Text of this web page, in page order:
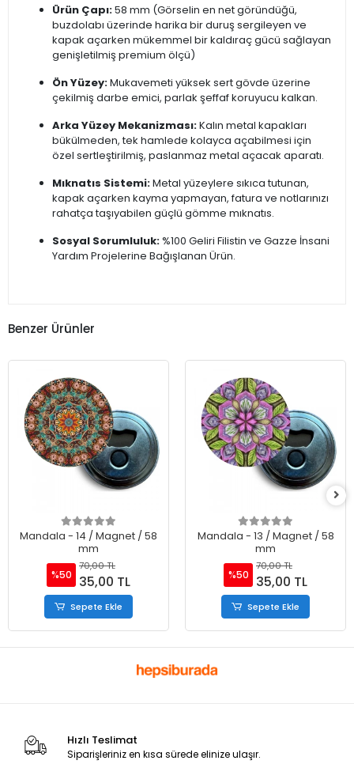
Ürün Çapı:58 mm (Görselin en net göründüğü,
buzdolabı üzerinde harika bir duruş sergileyen ve
kapak açarken mükemmel bir kaldıraç gücü sağlayan
genişletilmiş premium ölçü)
Ön Yüzey:Mukavemeti yüksek sert gövde üzerine
çekilmiş darbe emici, parlak şeffaf koruyucu kalkan.
Arka Yüzey Mekanizması:Kalın metal kapakları
bükülmeden, tek hamlede kolayca açabilmesi için
özel sertleştirilmiş, paslanmaz metal açacak aparatı.
Mıknatıs Sistemi:Metal yüzeylere sıkıca tutunan,
kapak açarken kayma yapmayan, fatura ve notlarınızı
rahatça taşıyabilen güçlü gömme mıknatıs.
Sosyal Sorumluluk: %100 Geliri Filistin ve Gazze İnsani
Yardım Projelerine Bağışlanan Ürün.
Benzer Ürünler
Mandala - 14 / Magnet / 58
mm
%50
70,00 TL
35,00 TL
Sepete Ekle
Mandala - 13 / Magnet / 58
mm
%50
70,00 TL
35,00 TL
Sepete Ekle
Hızlı Teslimat
Siparişleriniz en kısa sürede elinize ulaşır.